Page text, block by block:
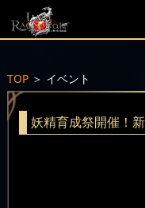
TOP＞ イベント
妖精育成祭開催！